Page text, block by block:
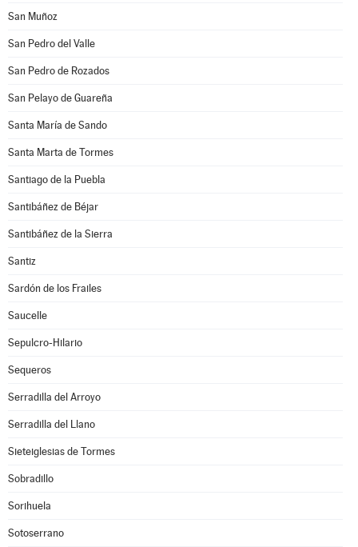
San Muñoz
San Pedro del Valle
San Pedro de Rozados
San Pelayo de Guareña
Santa María de Sando
Santa Marta de Tormes
Santiago de la Puebla
Santibáñez de Béjar
Santibáñez de la Sierra
Santiz
Sardón de los Frailes
Saucelle
Sepulcro-Hilario
Sequeros
Serradilla del Arroyo
Serradilla del Llano
Sieteiglesias de Tormes
Sobradillo
Sorihuela
Sotoserrano